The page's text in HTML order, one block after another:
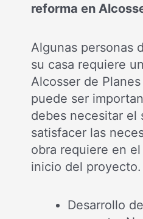
reforma en
Algunas personas
su casa requiere
Alcosser de
puede ser
debes necesitar el
satisfacer las
obra requiere en
inicio del proyecto.
Desarrollo